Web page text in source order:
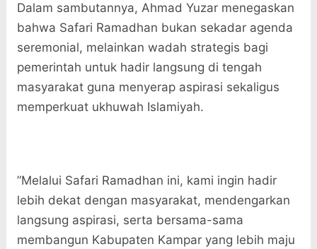
Dalam sambutannya, Ahmad Yuzar menegaskan
bahwa Safari Ramadhan bukan sekadar agenda
seremonial, melainkan wadah strategis bagi
pemerintah untuk hadir langsung di tengah
masyarakat guna menyerap aspirasi sekaligus
memperkuat ukhuwah Islamiyah.
”Melalui Safari Ramadhan ini, kami ingin hadir
lebih dekat dengan masyarakat, mendengarkan
langsung aspirasi, serta bersama-sama
membangun Kabupaten Kampar yang lebih maju